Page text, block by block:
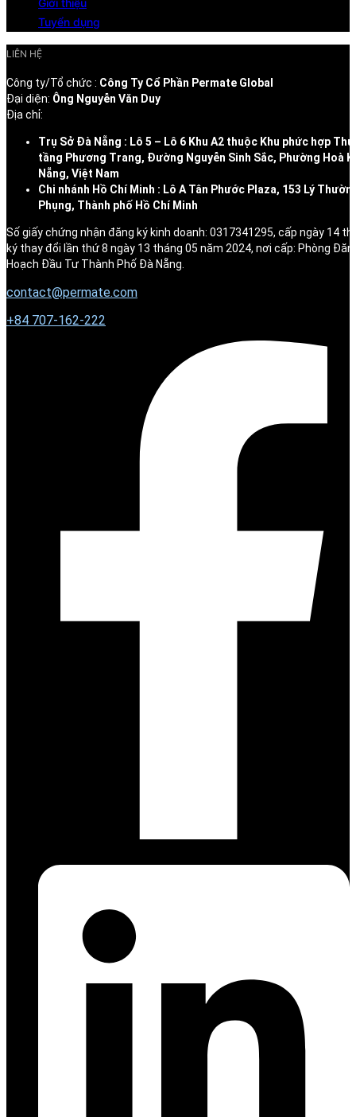
Giới thiệu
Tuyển dụng
LIÊN HỆ
Công ty/Tổ chức : Công Ty Cổ Phần Permate Global
Đại diện: Ông Nguyễn Văn Duy
Địa chỉ:
Trụ Sở Đà Nẵng : Lô 5 – Lô 6 Khu A2 thuộc Khu phức hợp
tầng Phương Trang, Đường Nguyễn Sinh Sắc, Phường Hoà
Nẵng, Việt Nam
Chi nhánh Hồ Chí Minh : Lô A Tân Phước Plaza, 153 Lý
Phụng, Thành phố Hồ Chí Minh
Số giấy chứng nhận đăng ký kinh doanh: 0317341295, cấp ngày 14
ký thay đổi lần thứ 8 ngày 13 tháng 05 năm 2024, nơi cấp: Phòng
Hoạch Đầu Tư Thành Phố Đà Nẵng.
contact@permate.com
+84 707-162-222